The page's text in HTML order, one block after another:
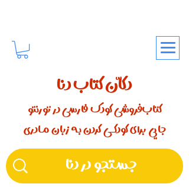
دکّان کتاب دنا
کتاب‌فروشی کودک فارسی در تورنتو
جایی برای کودکـــی کردن بـه زبان مـادری